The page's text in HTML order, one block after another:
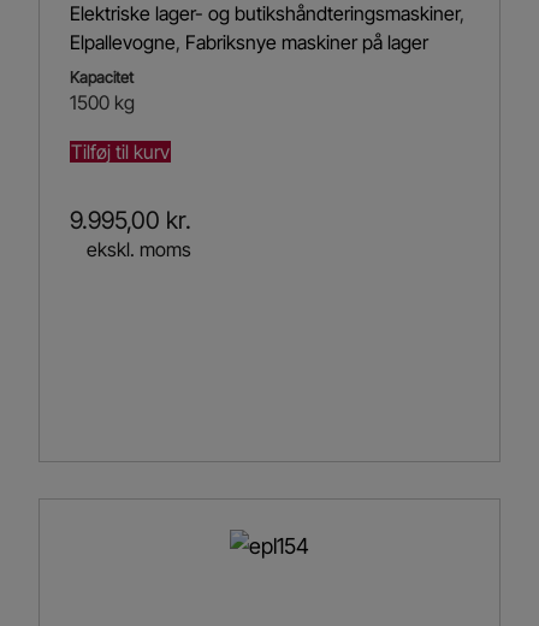
Elektriske lager- og butikshåndteringsmaskiner,
Elpallevogne, Fabriksnye maskiner på lager
Kapacitet
1500 kg
Tilføj til kurv
9.995,00 kr.
ekskl. moms